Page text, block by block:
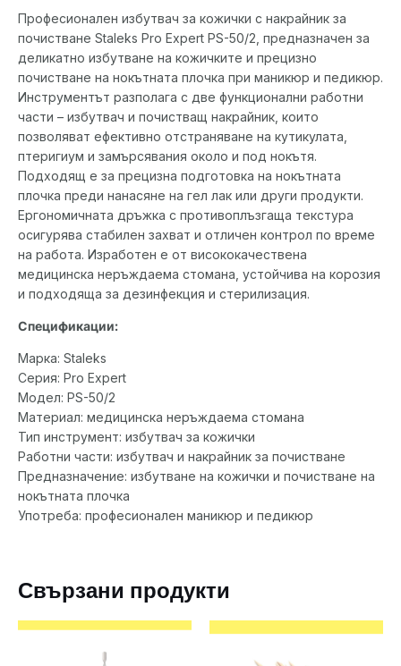
Професионален избутвач за кожички с накрайник за
почистване Staleks Pro Expert PS-50/2, предназначен за
деликатно избутване на кожичките и прецизно
почистване на нокътната плочка при маникюр и педикюр.
Инструментът разполага с две функционални работни
части – избутвач и почистващ накрайник, които
позволяват ефективно отстраняване на кутикулата,
птеригиум и замърсявания около и под нокътя.
Подходящ е за прецизна подготовка на нокътната
плочка преди нанасяне на гел лак или други продукти.
Ергономичната дръжка с противоплъзгаща текстура
осигурява стабилен захват и отличен контрол по време
на работа. Изработен е от висококачествена
медицинска неръждаема стомана, устойчива на корозия
и подходяща за дезинфекция и стерилизация.
Спецификации:
Марка: Staleks
Серия: Pro Expert
Модел: PS-50/2
Материал: медицинска неръждаема стомана
Тип инструмент: избутвач за кожички
Работни части: избутвач и накрайник за почистване
Предназначение: избутване на кожички и почистване на
нокътната плочка
Употреба: професионален маникюр и педикюр
Свързани продукти